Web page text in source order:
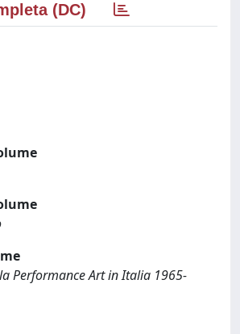
(DC)
Performance Art in Italia 1965-